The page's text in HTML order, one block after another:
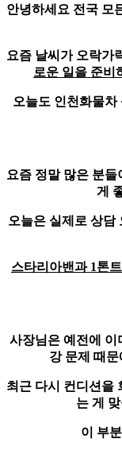
안녕하세요 전국 모
요즘 날씨가 오락가
로운 일을 준비
오늘도 인천화물차
요즘 정말 많은 분들
게
오늘은 실제로 상담
스타리아밴과 1톤
사장님은 예전에 이
강 문제 때
최근 다시 컨디션을
는 게
이 부